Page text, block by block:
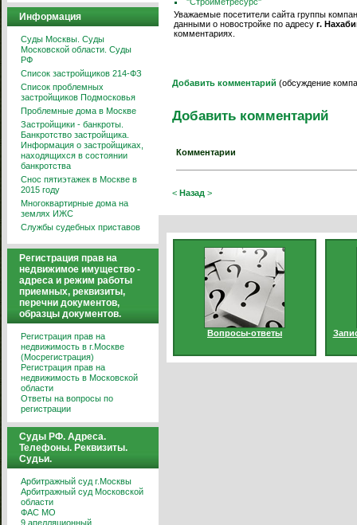
Информация
Суды Москвы. Суды
Московской области. Суды
РФ
Список застройщиков 214-ФЗ
Список проблемных
застройщиков Подмосковья
Проблемные дома в Москве
Застройщики - банкроты.
Банкротство застройщика.
Информация о застройщиках,
находящихся в состоянии
банкротства
Снос пятиэтажек в Москве в
2015 году
Многоквартирные дома на
землях ИЖС
Службы судебных приставов
Регистрация прав на
недвижимое имущество -
адреса и режим работы
приемных, реквизиты,
перечни документов,
образцы документов.
Регистрация прав на
недвижимость в г.Москве
(Мосрегистрация)
Регистрация прав на
недвижимость в Московской
области
Ответы на вопросы по
регистрации
Суды РФ. Адреса.
Телефоны. Реквизиты.
Судьи.
Арбитражный суд г.Москвы
Арбитражный суд Московской
области
ФАС МО
9 апелляционный
Уважаемые посетители сайта группы
данными о новостройке по адресу г.
комментариях.
Добавить комментарий (обсуждение
Добавить комментарий
Комментарии
< Назад >
Вопросы-ответы